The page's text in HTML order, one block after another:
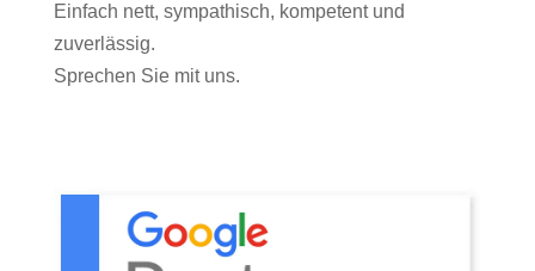
Einfach nett, sympathisch, kompetent und
zuverlässig.
Sprechen Sie mit uns.